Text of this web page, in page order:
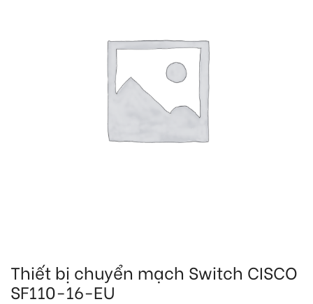
Thiết bị chuyển mạch Switch CISCO
SF110-16-EU